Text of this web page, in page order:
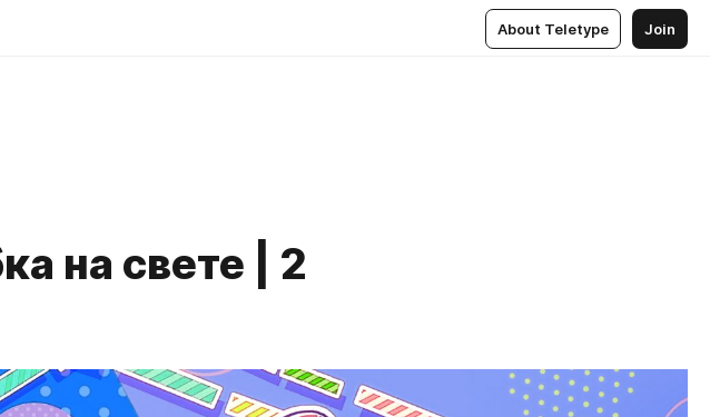
About Teletype Join
на свете | 2